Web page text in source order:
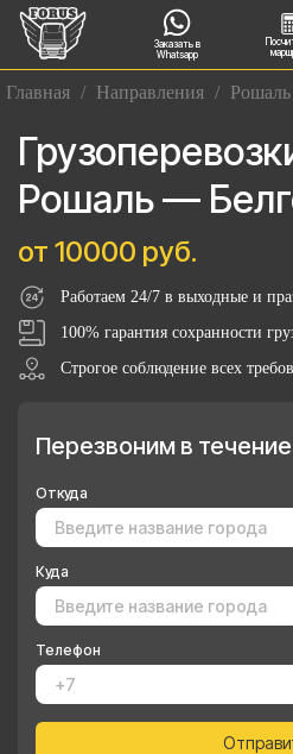
Заказать в
Whatsapp
Главная / Направления /
Рошаль —
от 10000 руб.
Работаем 24/7 в выходные и
100% гарантия сохранности
Строгое соблюдение всех
Перезвоним в
Откуда
Куда
Телефон